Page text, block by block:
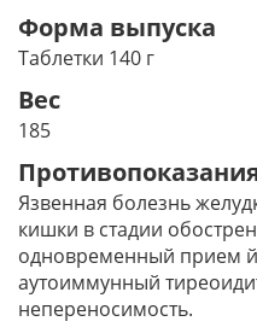
Форма выпуска
Таблетки 140 г
Вес
185
Язвенная болезнь
кишки в стадии
одновременный прием
аутоиммунный
непереносимость.